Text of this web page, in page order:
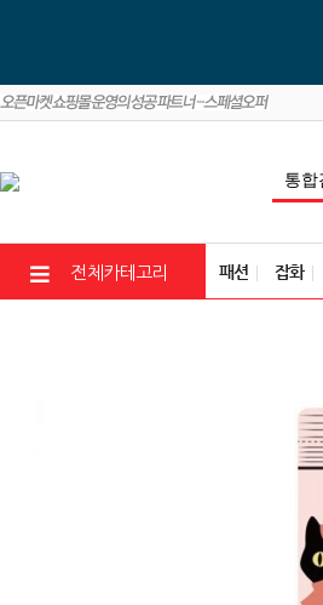
전체카테고리 패션 잡화